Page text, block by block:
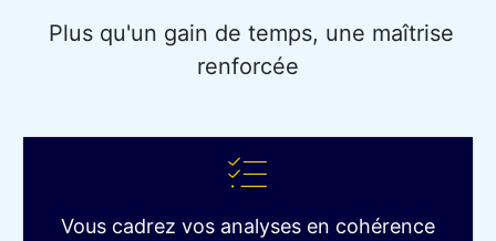
Plus qu'un gain de temps, une maîtrise
renforcée
Vous cadrez vos analyses en cohérence